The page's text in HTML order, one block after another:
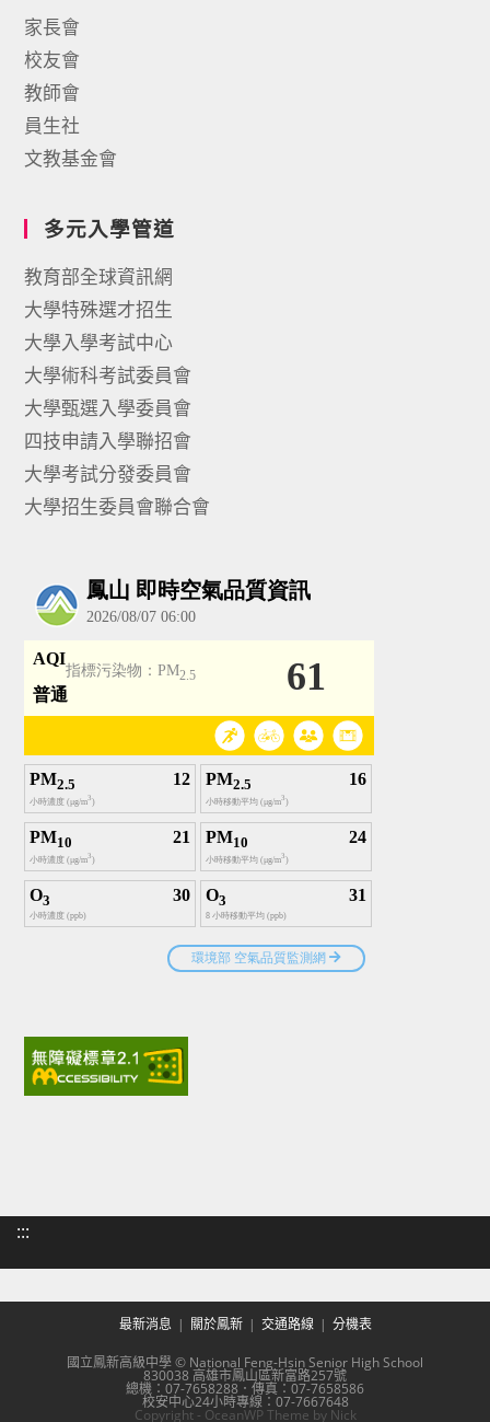
家長會
校友會
教師會
員生社
文教基金會
多元入學管道
教育部全球資訊網
大學特殊選才招生
大學入學考試中心
大學術科考試委員會
大學甄選入學委員會
四技申請入學聯招會
大學考試分發委員會
大學招生委員會聯合會
:::
最新消息 關於鳳新 交通路線 分機表
國立鳳新高級中學 © National Feng-Hsin Senior High School
830038 高雄市鳳山區新富路257號
總機：07-7658288．傳真：07-7658586
校安中心24小時專線：07-7667648
Copyright - OceanWP Theme by Nick